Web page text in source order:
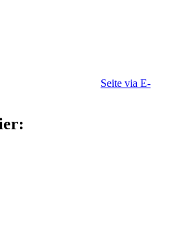
Seite via E-